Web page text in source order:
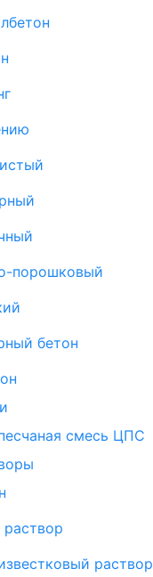
порошковый
бетон
смесь ЦПС
раствор